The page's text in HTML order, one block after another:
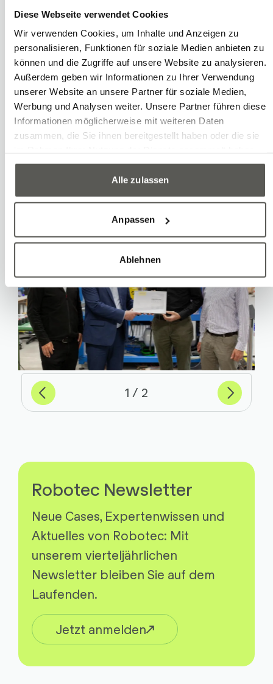
Diese Webseite verwendet Cookies
Wir verwenden Cookies, um Inhalte und Anzeigen zu
personalisieren, Funktionen für soziale Medien anbieten zu
können und die Zugriffe auf unsere Website zu analysieren.
Außerdem geben wir Informationen zu Ihrer Verwendung
unserer Website an unsere Partner für soziale Medien,
Werbung und Analysen weiter. Unsere Partner führen diese
Informationen möglicherweise mit weiteren Daten
zusammen, die Sie ihnen bereitgestellt haben oder die sie
Alle zulassen
Anpassen
Ablehnen
diesen Weg mitgestaltet haben. Wir
freuen uns auf die nächsten
gemeinsamen Kapitel!
Mehr zum Thema:Robotec – offizieller
Schweizer Systemintegrator für FANUC
Roboter
Previous 1 von
2 Weiter
Robotec Newsletter
Neue Cases, Expertenwissen und
Aktuelles von Robotec: Mit
unserem vierteljährlichen
Newsletter bleiben Sie auf dem
Laufenden.
Jetzt anmelden